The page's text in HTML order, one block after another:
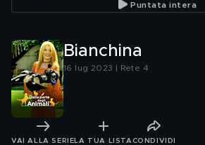
Puntata intera
Bianchina
16 lug 2023 | Rete 4
VAI ALLA SERIE LA TUA LISTA CONDIVIDI